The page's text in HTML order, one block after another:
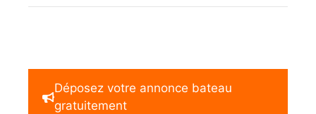
Déposez votre annonce bateau
gratuitement